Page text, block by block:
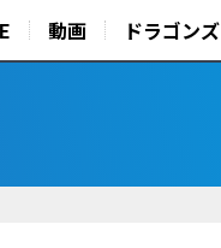
動画 ドラゴンズ